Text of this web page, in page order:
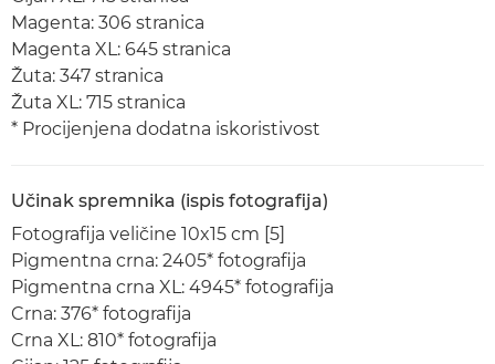
Magenta: 306 stranica
Magenta XL: 645 stranica
Žuta: 347 stranica
Žuta XL: 715 stranica
* Procijenjena dodatna iskoristivost
Učinak spremnika (ispis fotografija)
Fotografija veličine 10x15 cm [5]
Pigmentna crna: 2405* fotografija
Pigmentna crna XL: 4945* fotografija
Crna: 376* fotografija
Crna XL: 810* fotografija